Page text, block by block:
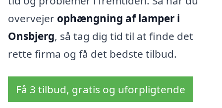
overvejer ophængning af lamper i
Onsbjerg, så tag dig tid til at finde det
rette firma og få det bedste tilbud.
Få 3 tilbud, gratis og uforpligtende